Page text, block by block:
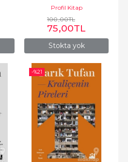
Stokta yok
Profil Kitap
100,00TL
75,00TL
-%21